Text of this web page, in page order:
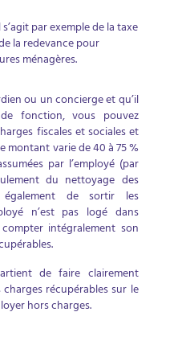
par exemple de la taxe
la redevance pour
ménagères.
ou un concierge et qu’il
fonction, vous pouvez
fiscales et sociales et
montant varie de 40 à 75 %
par l’employé (par
du nettoyage des
de sortir les
n’est pas logé dans
intégralement son
de faire clairement
récupérables sur le
hors charges.